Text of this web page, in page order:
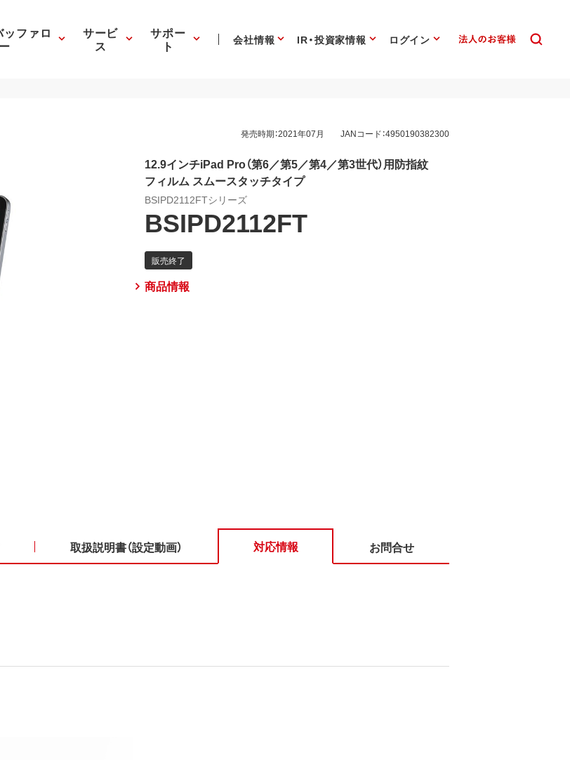
ファロ
ー
サービ
ス
サポー
ト 会社情報 IR・投資家情報 ログイン
発売時期：2021年07月 JANコード：4950190382300
12.9インチiPad Pro（第6／第5／第4／第3世代）用防指紋
フィルム スムースタッチタイプ
BSIPD2112FTシリーズ
BSIPD2112FT
商品情報
取扱説明書（設定動画） 対応情報 お問合せ